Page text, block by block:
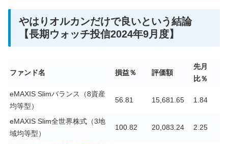
やはりオルカンだけで良いという結論
【長期ウォッチ投信2024年9月度】
ファンド名 損益％ 評価額
先月
比％
eMAXIS Slimバランス（8資産
均等型）
56.81 15,681.65 1.84
eMAXIS Slim全世界株式（3地
域均等型）
100.82 20,083.24 2.25